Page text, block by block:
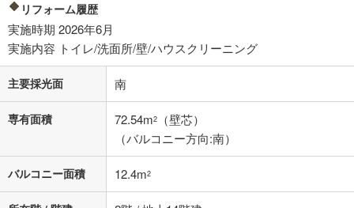
リフォーム履歴
実施時期 2026年6月
実施内容 トイレ/洗面所/壁/ハウスクリーニング
主要採光面 南
専有面積 72.54m2
（壁芯）
（バルコニー方向:南）
バルコニー面積 12.4m2